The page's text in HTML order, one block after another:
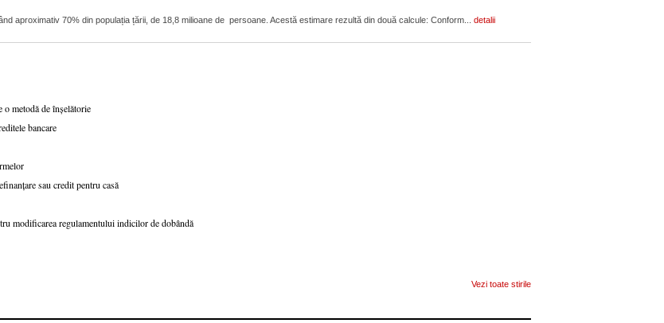
aproximativ 70% din populația țării, de 18,8 milioane de persoane. Acestă estimare rezultă din două calcule: Conform... detalii
o metodă de înșelătorie
bancare
sau credit pentru casă
modificarea regulamentului indicilor de dobândă
Vezi toate stirile